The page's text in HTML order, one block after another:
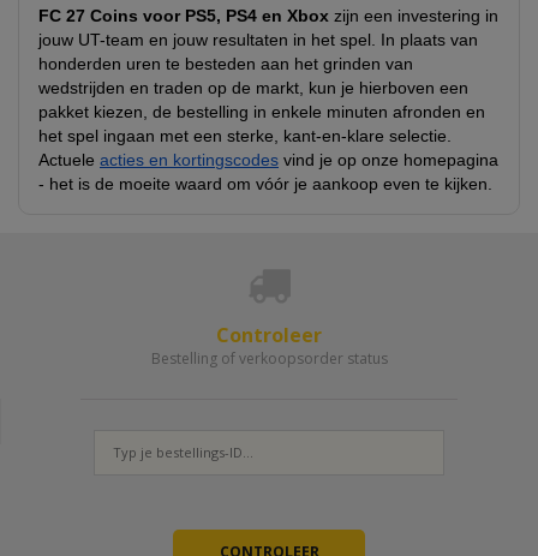
FC 27 Coins voor PS5, PS4 en Xbox zijn een investering in
jouw UT-team en jouw resultaten in het spel. In plaats van
honderden uren te besteden aan het grinden van
wedstrijden en traden op de markt, kun je hierboven een
pakket kiezen, de bestelling in enkele minuten afronden en
het spel ingaan met een sterke, kant-en-klare selectie.
Actuele acties en kortingscodes vind je op onze homepagina
- het is de moeite waard om vóór je aankoop even te kijken.
Controleer
Bestelling of verkoopsorder status